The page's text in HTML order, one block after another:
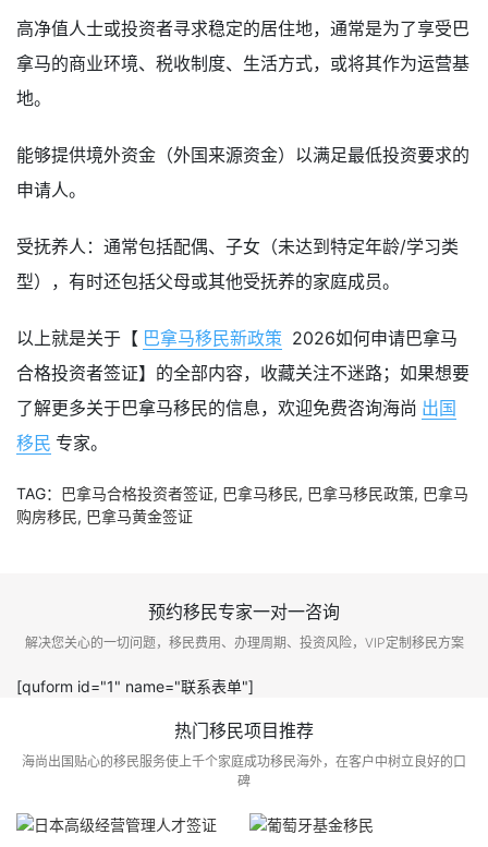
高净值人士或投资者寻求稳定的居住地，通常是为了享受巴
拿马的商业环境、税收制度、生活方式，或将其作为运营基
地。
能够提供境外资金（外国来源资金）以满足最低投资要求的
申请人。
受抚养人：通常包括配偶、子女（未达到特定年龄/学习类
型），有时还包括父母或其他受抚养的家庭成员。
以上就是关于【 巴拿马移民新政策 2026如何申请巴拿马
合格投资者签证】的全部内容，收藏关注不迷路；如果想要
了解更多关于巴拿马移民的信息，欢迎免费咨询海尚 出国
移民 专家。
TAG： 巴拿马合格投资者签证, 巴拿马移民, 巴拿马移民政策, 巴拿马
购房移民, 巴拿马黄金签证
预约移民专家一对一咨询
解决您关心的一切问题，移民费用、办理周期、投资风险，VIP定制移民方案
[quform id="1" name="联系表单"]
热门移民项目推荐
海尚出国贴心的移民服务使上千个家庭成功移民海外，在客户中树立良好的口
碑